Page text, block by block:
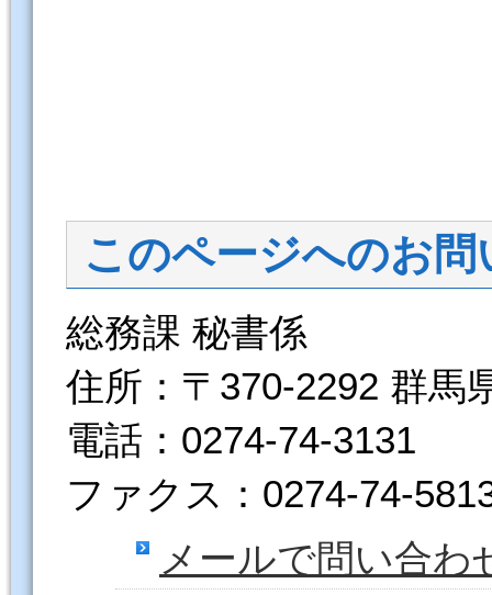
このページへのお問
総務課 秘書係
住所：〒370-2292 群馬
電話：0274-74-3131
ファクス：0274-74-
メールで問い合わ